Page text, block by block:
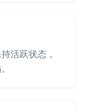
活跃状态​​，